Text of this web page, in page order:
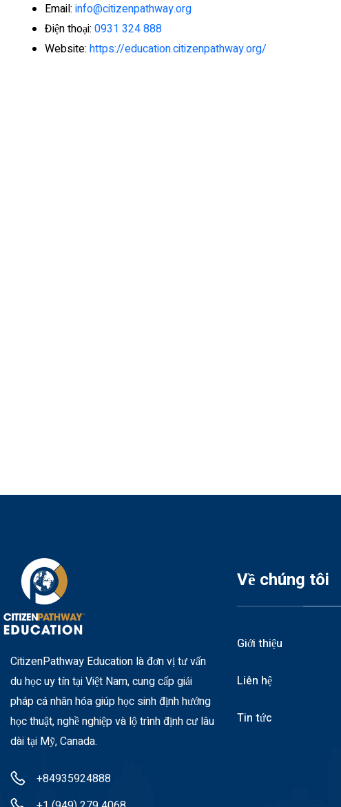
Email: info@citizenpathway.org
Điện thoại: 0931 324 888
Website: https://education.citizenpathway.org/
CitizenPathway Education là đơn vị tư vấn
du học uy tín tại Việt Nam, cung cấp giải
pháp cá nhân hóa giúp học sinh định hướng
học thuật, nghề nghiệp và lộ trình định cư lâu
dài tại Mỹ, Canada.
+84935924888
Về chúng tôi
Giới thiệu
Liên hệ
Tin tức